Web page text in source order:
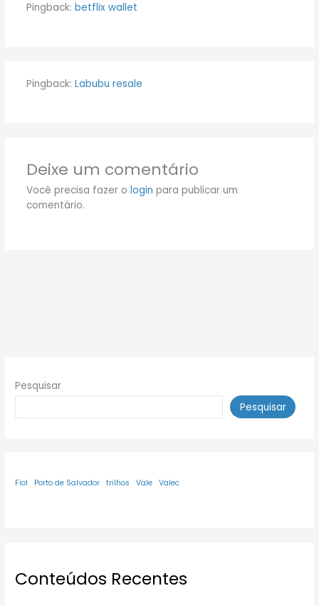
Pingback: betflix wallet
Pingback: Labubu resale
Deixe um comentário
Você precisa fazer o login para publicar um
comentário.
Pesquisar
Pesquisar
Fiol Porto de Salvador trilhos Vale Valec
Conteúdos Recentes